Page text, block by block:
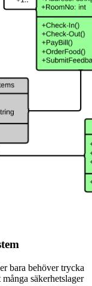
bara behöver trycka
säkerhetslager